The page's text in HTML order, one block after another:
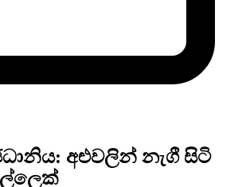
අළුවලින් නැගී සිටි